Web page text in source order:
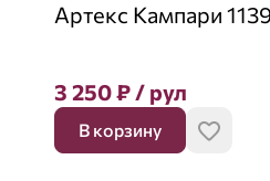
Артекс Кампари
3 250₽/ рул
В корзину